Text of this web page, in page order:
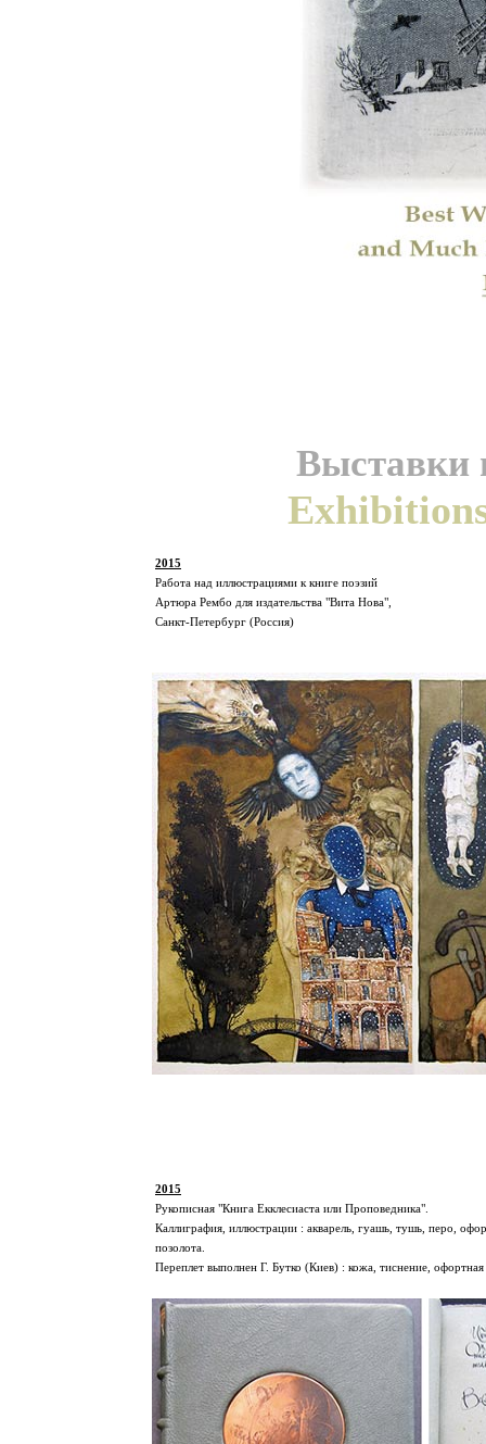
Выставки
2015
Работа над иллюстрациями к книге поэзий
Артюра Рембо для издательства "Вита Нова",
Санкт-Петербург (Россия)
2015
Рукописная "Книга Екклесиаста или Проповедника".
Каллиграфия, иллюстрации : акварель, гуашь, тушь, перо,
позолота.
Переплет выполнен Г. Бутко (Киев) : кожа, тиснение, офортная